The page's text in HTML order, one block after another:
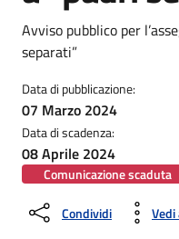
Dettagli
Avviso pubblico per
separati”
Data di pubblicazione:
07 Marzo 2024
Data di scadenza:
08 Aprile 2024
Comunicazione scaduta
Condividi Vedi